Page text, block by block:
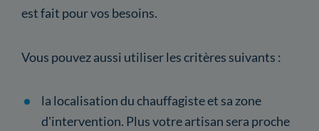
est fait pour vos besoins.
Vous pouvez aussi utiliser les critères suivants :
la localisation du chauffagiste et sa zone
d'intervention. Plus votre artisan sera proche